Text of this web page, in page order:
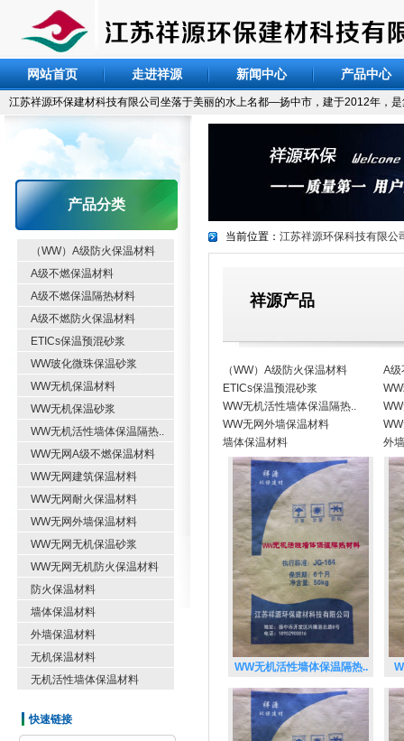
网站首页 走进祥源 新闻中心 产品中心
江苏祥源环保建材科技有限公司坐落于美丽的水上名都—扬中市，建于2012年，
产品分类
（WW）A级防火保温材料
A级不燃保温材料
A级不燃保温隔热材料
A级不燃防火保温材料
ETICs保温预混砂浆
WW玻化微珠保温砂浆
WW无机保温材料
WW无机保温砂浆
WW无机活性墙体保温隔热..
WW无网A级不燃保温材料
WW无网建筑保温材料
WW无网耐火保温材料
WW无网外墙保温材料
WW无网无机保温砂浆
WW无网无机防火保温材料
防火保温材料
墙体保温材料
外墙保温材料
无机保温材料
无机活性墙体保温材料
快速链接
当前位置： 江苏祥源环保科技有限公
祥源产品
（WW）A级防火保温材料
A级
ETICs保温预混砂浆
WW无机活性墙体保温隔热..
WW无网外墙保温材料
墙体保温材料
外
WW无机活性墙体保温隔热..